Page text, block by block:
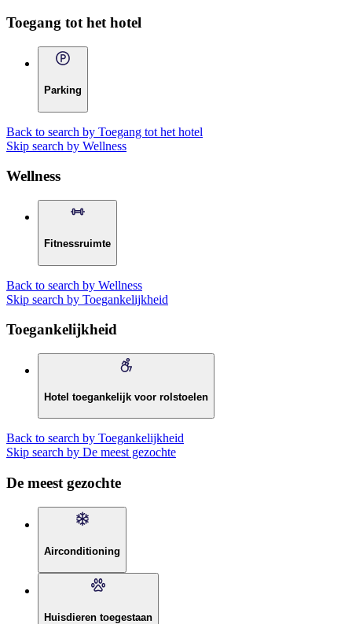
Toegang tot het hotel
Parking
Back to search by Toegang tot het hotel
Skip search by Wellness
Wellness
Fitnessruimte
Back to search by Wellness
Skip search by Toegankelijkheid
Toegankelijkheid
Hotel toegankelijk voor rolstoelen
Back to search by Toegankelijkheid
Skip search by De meest gezochte
De meest gezochte
Airconditioning
Huisdieren toegestaan